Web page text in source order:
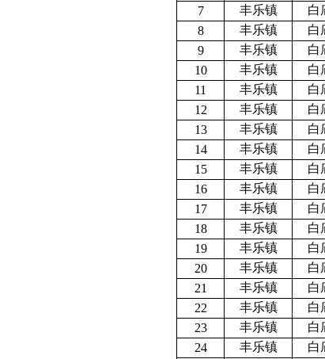
7
丰乐镇 白
8
丰乐镇 白
9
丰乐镇 白
10
丰乐镇 白
11
丰乐镇 白
12
丰乐镇 白
13
丰乐镇 白
14
丰乐镇 白
15
丰乐镇 白
16
丰乐镇 白
17
丰乐镇 白
18
丰乐镇 白
19
丰乐镇 白
20
丰乐镇 白
21
丰乐镇 白
22
丰乐镇 白
23
丰乐镇 白
24
丰乐镇 白